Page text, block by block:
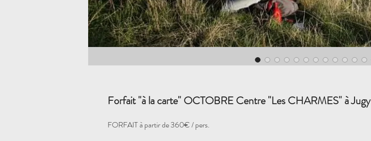
Forfait "à la carte" OCTOBRE Centre "Les CHARMES" à Jugy
FORFAIT à partir de 360€ / pers.